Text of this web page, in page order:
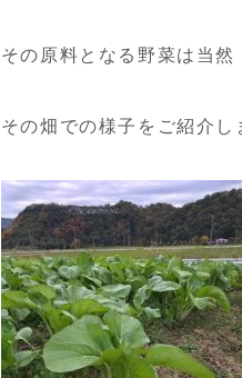
その原料となる野菜は当然
その畑での様子をご紹介し